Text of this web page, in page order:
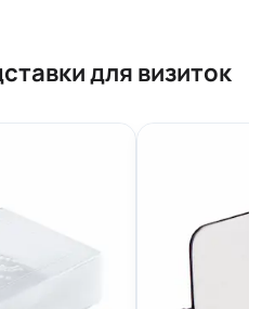
для визиток